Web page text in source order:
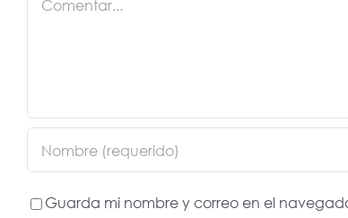
Guarda mi nombre y correo en el